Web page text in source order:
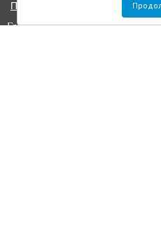
Политика конфиденциальности
Главный редактор Маслова Е.О.